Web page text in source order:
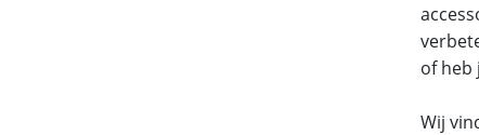
of heb
Wij